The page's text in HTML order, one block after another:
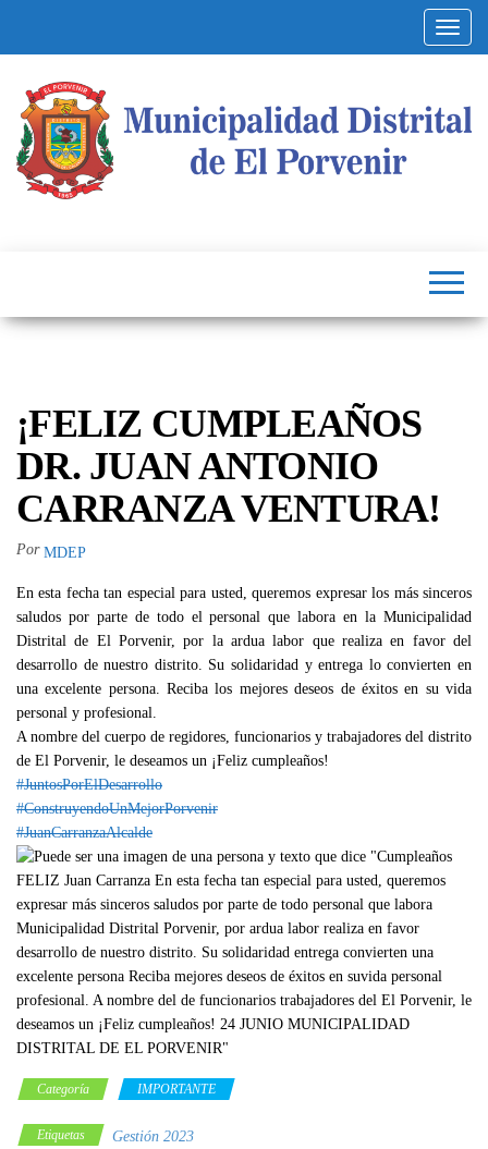
¡FELIZ CUMPLEAÑOS
DR. JUAN ANTONIO
CARRANZA VENTURA!
Por MDEP
En esta fecha tan especial para usted, queremos expresar los más sinceros
saludos por parte de todo el personal que labora en la Municipalidad
Distrital de El Porvenir, por la ardua labor que realiza en favor del
desarrollo de nuestro distrito. Su solidaridad y entrega lo convierten en
una excelente persona. Reciba los mejores deseos de éxitos en su vida
personal y profesional.
A nombre del cuerpo de regidores, funcionarios y trabajadores del distrito
de El Porvenir, le deseamos un ¡Feliz cumpleaños!
#JuntosPorElDesarrollo
#ConstruyendoUnMejorPorvenir
#JuanCarranzaAlcalde
Categoría IMPORTANTE
Etiquetas Gestión 2023